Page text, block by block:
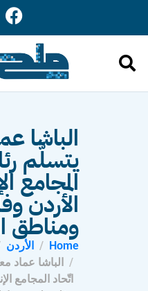
الباشا
يتسلَّم
المجامع
الأردن
ومناطق ال
Home الأردن
الباشا عماد
اتّحاد المجامع